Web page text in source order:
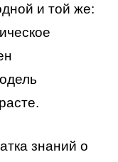
и той же:
знаний о